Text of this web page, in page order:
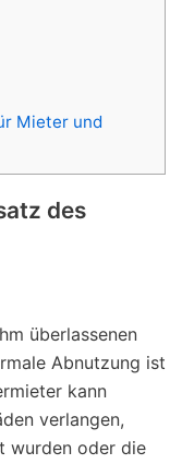
Mieter und
des
überlassenen
Abnutzung ist
kann
verlangen,
wurden oder die